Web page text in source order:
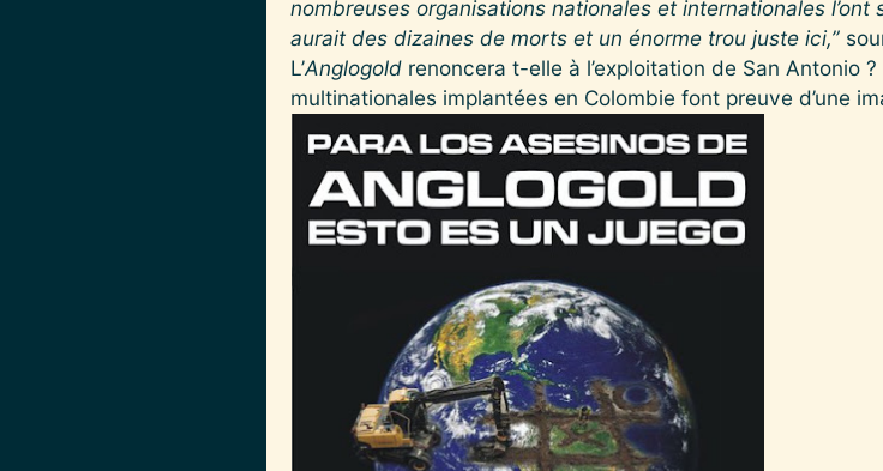
nombreuses organisations nationales et internationales l’ont
aurait des dizaines de morts et un énorme trou juste ici,”
L’Anglogold renoncera t-elle à l’exploitation de San Antonio
multinationales implantées en Colombie font preuve